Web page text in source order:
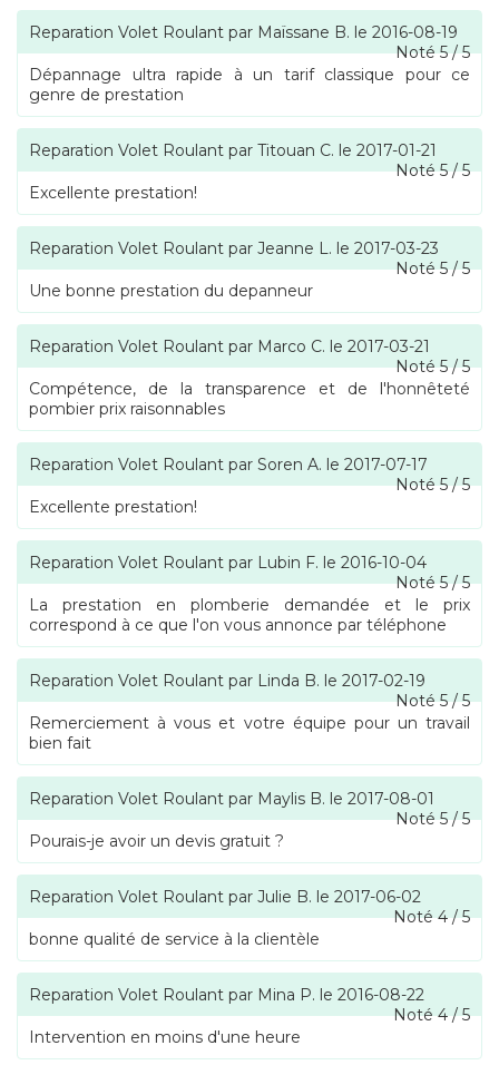
Reparation Volet Roulant par Maïssane B. le 2016-08-19
Noté5/5
Dépannage ultra rapide à un tarif classique pour ce
genre de prestation
Reparation Volet Roulant par Titouan C. le 2017-01-21
Noté5/5
Excellente prestation!
Reparation Volet Roulant par Jeanne L. le 2017-03-23
Noté5/5
Une bonne prestation du depanneur
Reparation Volet Roulant par Marco C. le 2017-03-21
Noté5/5
Compétence, de la transparence et de l'honnêteté
pombier prix raisonnables
Reparation Volet Roulant par Soren A. le 2017-07-17
Noté5/5
Excellente prestation!
Reparation Volet Roulant par Lubin F. le 2016-10-04
Noté5/5
La prestation en plomberie demandée et le prix
correspond à ce que l'on vous annonce par téléphone
Reparation Volet Roulant par Linda B. le 2017-02-19
Noté5/5
Remerciement à vous et votre équipe pour un travail
bien fait
Reparation Volet Roulant par Maylis B. le 2017-08-01
Noté5/5
Pourais-je avoir un devis gratuit ?
Reparation Volet Roulant par Julie B. le 2017-06-02
Noté4/5
bonne qualité de service à la clientèle
Reparation Volet Roulant par Mina P. le 2016-08-22
Noté4/5
Intervention en moins d'une heure